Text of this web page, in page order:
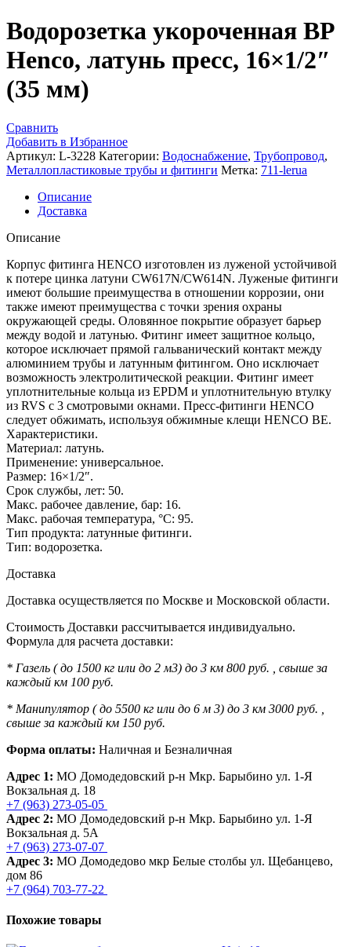
Водорозетка укороченная ВР
Henco, латунь пресс, 16×1/2″
(35 мм)
Сравнить
Добавить в Избранное
Артикул: L-3228 Категории: Водоснабжение, Трубопровод,
Металлопластиковые трубы и фитинги Метка: 711-lerua
Описание
Доставка
Описание
Корпус фитинга HENCO изготовлен из луженой устойчивой
к потере цинка латуни CW617N/CW614N. Луженые фитинги
имеют большие преимущества в отношении коррозии, они
также имеют преимущества с точки зрения охраны
окружающей среды. Оловянное покрытие образует барьер
между водой и латунью. Фитинг имеет защитное кольцо,
которое исключает прямой гальванический контакт между
алюминием трубы и латунным фитингом. Оно исключает
возможность электролитической реакции. Фитинг имеет
уплотнительные кольца из EPDM и уплотнительную втулку
из RVS с 3 смотровыми окнами. Пресс-фитинги HENCO
следует обжимать, используя обжимные клещи HENCO BE.
Характеристики.
Материал: латунь.
Применение: универсальное.
Размер: 16×1/2″.
Срок службы, лет: 50.
Макс. рабочее давление, бар: 16.
Макс. рабочая температура, °C: 95.
Тип продукта: латунные фитинги.
Тип: водорозетка.
Доставка
Доставка осуществляется по Москве и Московской области.
Стоимость Доставки рассчитывается индивидуально.
Формула для расчета доставки:
* Газель ( до 1500 кг или до 2 м3) до 3 км 800 руб. , свыше за
каждый км 100 руб.
* Манипулятор ( до 5500 кг или до 6 м 3) до 3 км 3000 руб. ,
свыше за каждый км 150 руб.
Форма оплаты: Наличная и Безналичная
Адрес 1: МО Домодедовский р-н Мкр. Барыбино ул. 1-Я
Вокзальная д. 18
+7 (963) 273-05-05
Адрес 2: МО Домодедовский р-н Мкр. Барыбино ул. 1-Я
Вокзальная д. 5А
+7 (963) 273-07-07
Адрес 3: МО Домодедово мкр Белые столбы ул. Щебанцево,
дом 86
+7 (964) 703-77-22
Похожие товары